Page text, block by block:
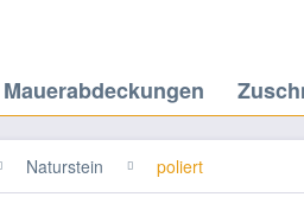
Mauerabdeckungen
Naturstein poliert